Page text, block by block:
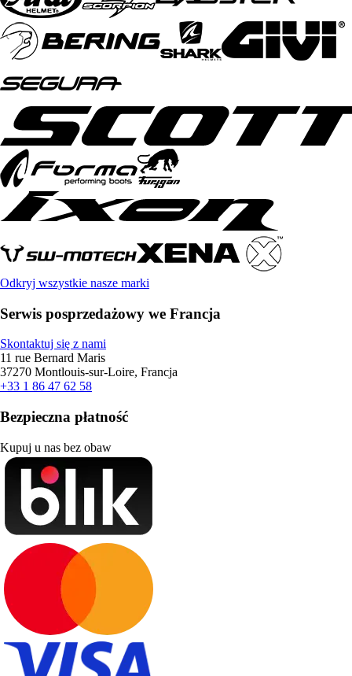
Odkryj wszystkie nasze marki
Serwis posprzedażowy we Francja
Skontaktuj się z nami
11 rue Bernard Maris
37270 Montlouis-sur-Loire, Francja
+33 1 86 47 62 58
Bezpieczna płatność
Kupuj u nas bez obaw